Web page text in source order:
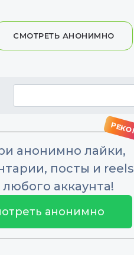
СМОТРЕТЬ АНОНИМНО
анонимно лайки,
посты и reels
аккаунта!
анонимно